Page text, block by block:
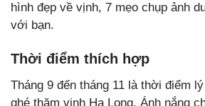
hình đẹp về vịnh, 7 mẹo chụp ảnh
với bạn.
Thời điểm thích hợp
Tháng 9 đến tháng 11 là thời điểm
ghé thăm vịnh Hạ Long. Ánh nắng